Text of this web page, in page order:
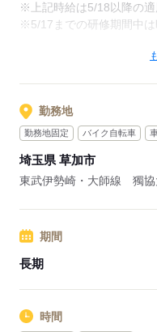
※上記時給は5/18以降の適
※5/17までの研修期間中は
■交通費支給（規定あり）
※車・バイク・自転車通勤
勤務地
勤務地固定 バイク自転車
埼玉県 草加市
東武伊勢崎・大師線 獨協
期間
長期
時間